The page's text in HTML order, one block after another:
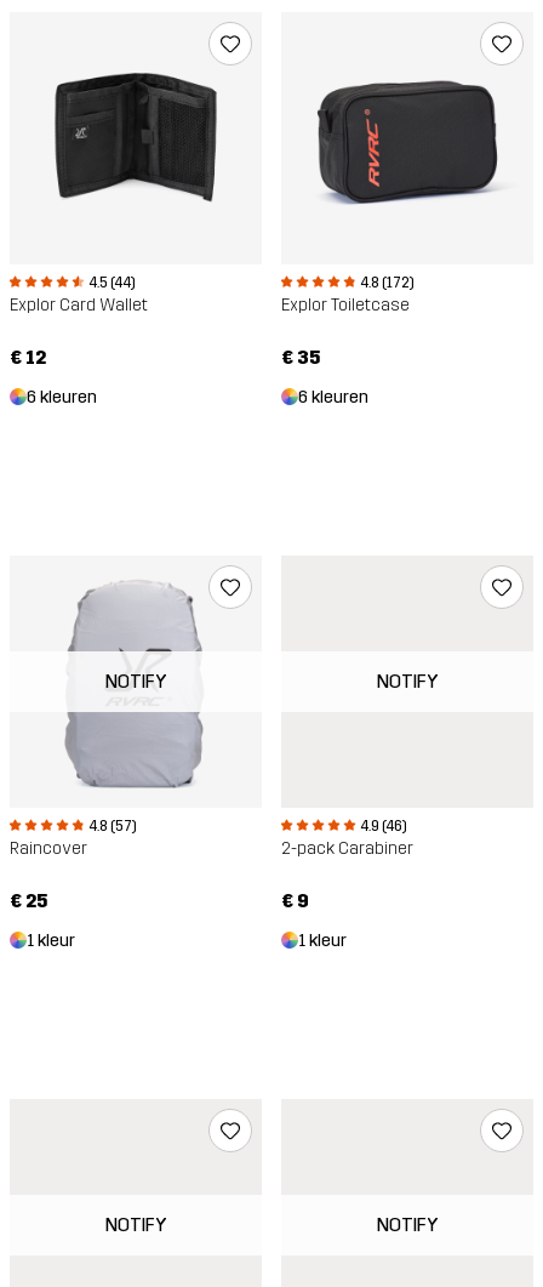
4.5 (44)
Explor Card Wallet
€ 12
6 kleuren
4.8 (172)
Explor Toiletcase
€ 35
6 kleuren
NOTIFY
4.8 (57)
Raincover
€ 25
1 kleur
NOTIFY
4.9 (46)
2-pack Carabiner
€ 9
1 kleur
NOTIFY NOTIFY